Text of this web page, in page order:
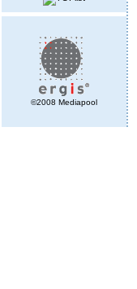
©2008 Mediapool